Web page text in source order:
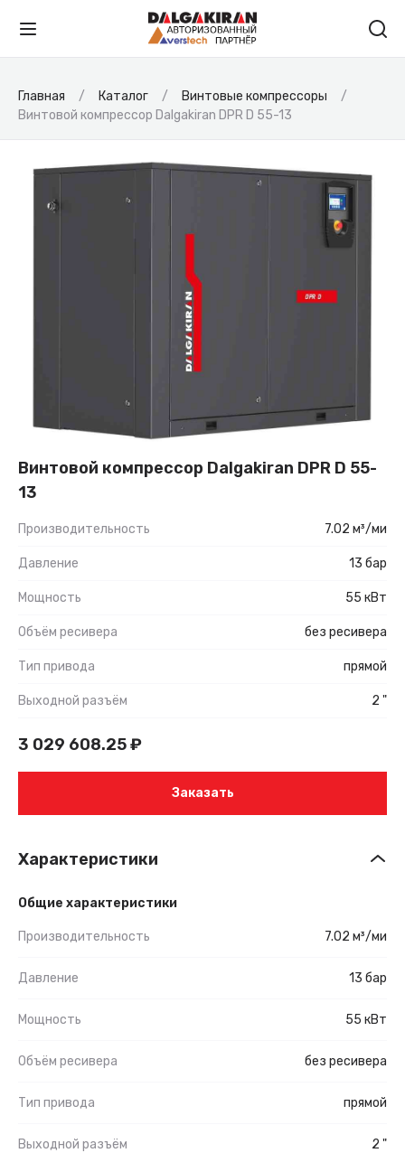
Главная Каталог
Винтовые компрессоры
Винтовой компрессор Dalgakiran DPR D 55-13
Винтовой компрессор Dalgakiran DPR D 55-
13
Производительность 7.02 м³/ми
Давление 13 бар
Мощность 55 кВт
Объём ресивера без ресивера
Тип привода прямой
Выходной разъём 2 "
3 029 608.25₽
Заказать
Характеристики
Общие характеристики
Производительность 7.02 м³/ми
Давление 13 бар
Мощность 55 кВт
Объём ресивера без ресивера
Тип привода прямой
Выходной разъём 2 "